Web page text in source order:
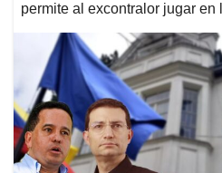
permite al excontralor jugar